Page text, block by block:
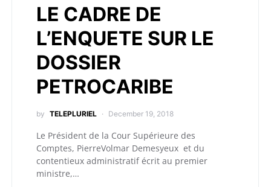
LE CADRE DE
L’ENQUETE SUR LE
DOSSIER
PETROCARIBE
by TELEPLURIEL December 19, 2018
Le Président de la Cour Supérieure des
Comptes, PierreVolmar Demesyeux et du
contentieux administratif écrit au premier
ministre,…